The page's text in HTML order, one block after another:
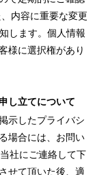
内容に重要な変更
します。個人情報
様に選択権があり
し立てについて
示したプライバシ
場合には、お問い
社にご連絡して下
せて頂いた後、適